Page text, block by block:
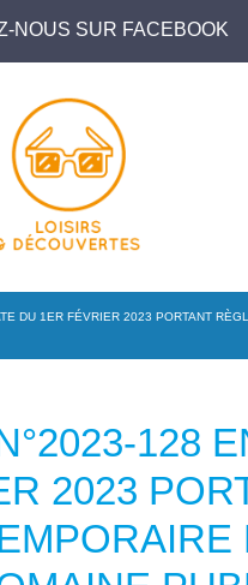
NOUS SUR FACEBOOK
DU 1ER FÉVRIER 2023 PORTANT
128
2023